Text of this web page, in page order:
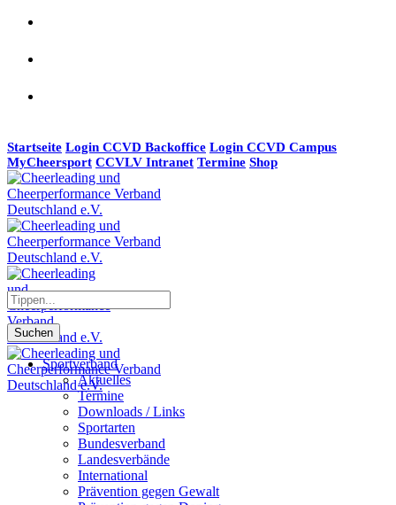
Startseite Login CCVD Backoffice Login CCVD Campus
MyCheersport CCVLV Intranet Termine Shop
Suchen
Sportverband
Aktuelles
Termine
Downloads / Links
Sportarten
Bundesverband
Landesverbände
International
Prävention gegen Gewalt